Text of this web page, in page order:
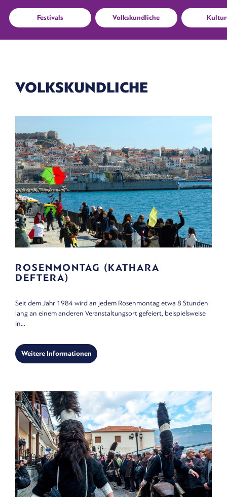
Festivals Volkskundliche
VOLKSKUNDLICHE
ROSENMONTAG (KATHARA
DEFTERA)
Seit dem Jahr 1984 wird an jedem Rosenmontag etwa 8 Stunden
lang an einem anderen Veranstaltungsort gefeiert, beispielsweise
in...
Weitere Informationen